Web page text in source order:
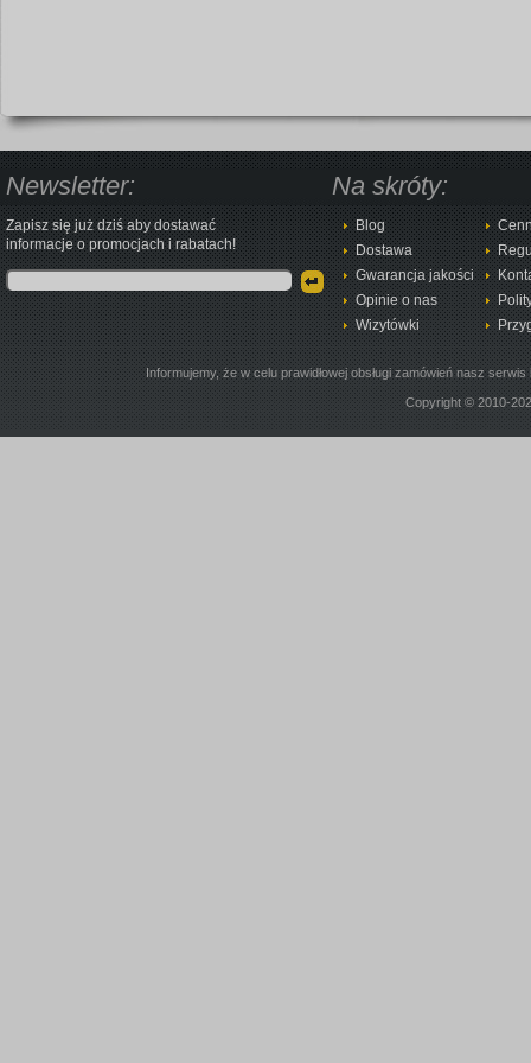
Newsletter:
Zapisz się już dziś aby dostawać
informacje o promocjach i rabatach!
Na skróty:
Blog
Dostawa
Gwarancja jakości
Opinie o nas
Wizytówki
Informujemy, że w celu prawidłowej obsługi zamówień nasz
Copyright © 2010-